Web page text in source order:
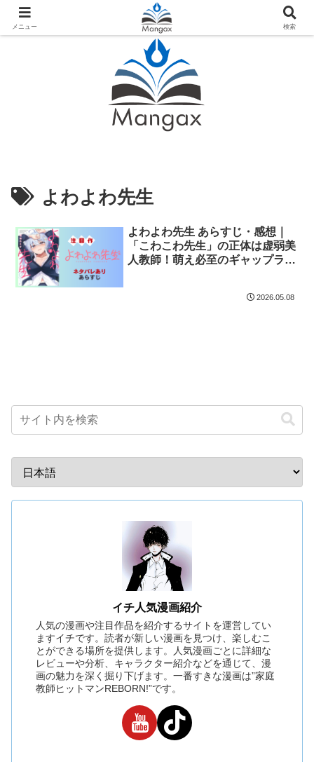
人気おすすめ漫画紹介ならMangax（マンガックス）
よわよわ先生
よわよわ先生 あらすじ・感想｜
「こわこわ先生」の正体は虚弱美
人教師！萌え必至のギャップラブ
2026.05.08
イチ人気漫画紹介
人気の漫画や注目作品を紹介するサイトを運営してい
ますイチです。読者が新しい漫画を見つけ、楽しむこ
とができる場所を提供します。人気漫画ごとに詳細な
レビューや分析、キャラクター紹介などを通じて、漫
画の魅力を深く掘り下げます。一番すきな漫画は”家庭
教師ヒットマンREBORN!”です。
メニュー 検索